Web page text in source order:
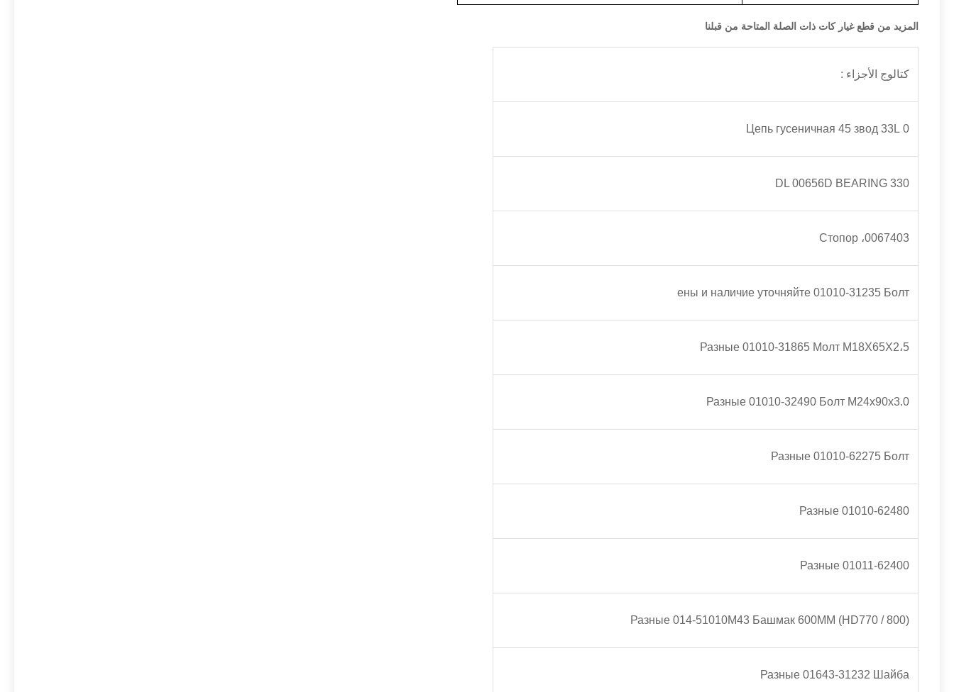
المزيد من قطع غيار كات ذات الصلة المتاحة من قبلنا
كتالوج الأجزاء :
0 Цепь гусеничная 45 звод 33L
330 DL 00656D BEARING
0067403، Стопор
ены и наличие уточняйте 01010-31235 Болт
Разные 01010-31865 Молт М18Х65Х2،5
Разные 01010-32490 Болт М24х90х3.0
Разные 01010-62275 Болт
Разные 01010-62480
Разные 01011-62400
Разные 014-51010M43 Башмак 600ММ (HD770 / 800)
Разные 01643-31232 Шайба